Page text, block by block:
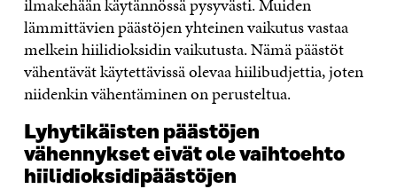
ilmakehään käytännössä pysyvästi. Muiden
lämmittävien päästöjen yhteinen vaikutus vastaa
melkein hiilidioksidin vaikutusta. Nämä päästöt
vähentävät käytettävissä olevaa hiilibudjettia, joten
niidenkin vähentäminen on perusteltua.
Lyhytikäisten päästöjen
vähennykset eivät ole vaihtoehto
hiilidioksidipäästöjen